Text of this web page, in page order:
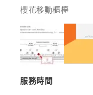
櫻花移動櫃檯
服務時間